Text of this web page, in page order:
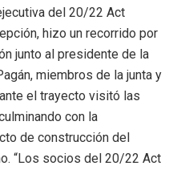
del 20/22 Act
hizo un recorrido por
junto al presidente de la
miembros de la junta y
el trayecto visitó las
con la
de construcción del
“Los socios del 20/22 Act